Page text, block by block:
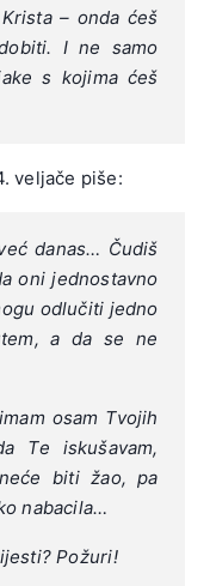
– onda ćeš
I ne samo
s kojima ćeš
veljače piše:
danas… Čudiš
oni jednostavno
odlučiti jedno
a da se ne
osam Tvojih
Te iskušavam,
biti žao, pa
nabacila…
Požuri!